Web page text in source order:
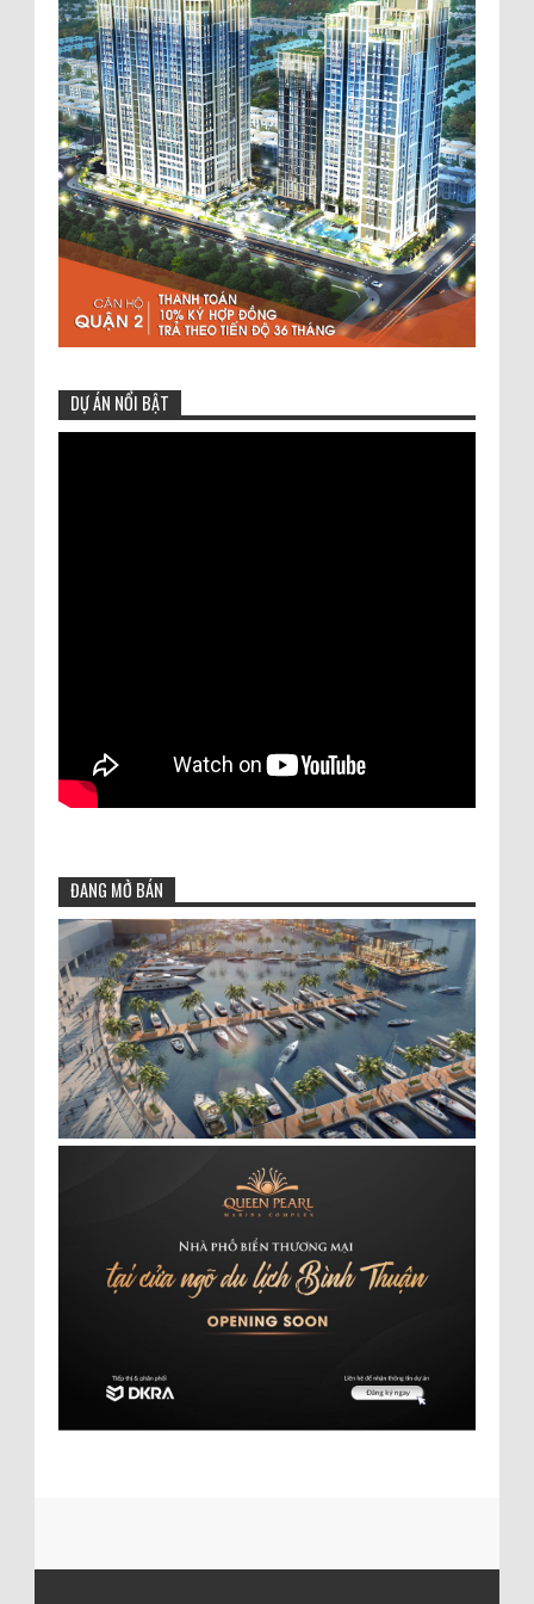
11-7-2025
Häfele là thương hiệu hàng đầu thế
giới đến từ Đức, nổi tiếng trong lĩnh vực giải
pháp kỹ thuật cho ngành nội thất và xây dựng.
Với hơn 100 năm kinh nghiệm, Häfele đã khẳng
định vị thế tiên phong tron...
hanghieuxachtay:
11-6-2025
Hafele được thành lập năm 1923 tại
Nagold, Đức, bởi Adolf Hafele và Hermann Funk.
Ngày nay, Hafele là một trong những nhà cung
cấp thiết bị nội thất và vật liệu xây dựng hàng
DỰ ÁN NỔI BẬT
ĐANG MỞ BÁN